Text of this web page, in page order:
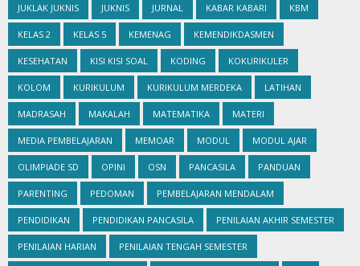
JUKLAK JUKNIS JUKNIS JURNAL KABAR KABARI KBM
KELAS 2 KELAS 5 KEMENAG KEMENDIKDASMEN
KESEHATAN KISI KISI SOAL KODING KOKURIKULER
KOLOM KURIKULUM KURIKULUM MERDEKA LATIHAN
MADRASAH MAKALAH MATEMATIKA MATERI
MEDIA PEMBELAJARAN MEMOAR MODUL MODUL AJAR
OLIMPIADE SD OPINI OSN PANCASILA PANDUAN
PARENTING PEDOMAN PEMBELAJARAN MENDALAM
PENDIDIKAN PENDIDIKAN PANCASILA PENILAIAN AKHIR SEMESTER
PENILAIAN HARIAN PENILAIAN TENGAH SEMESTER